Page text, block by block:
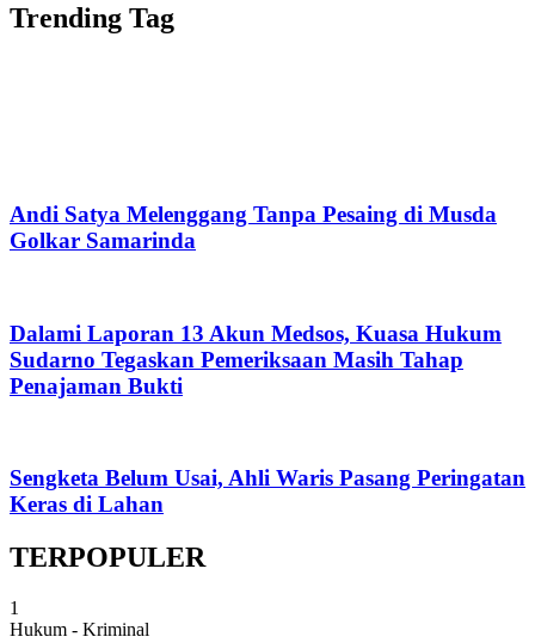
Trending Tag
Andi Satya Melenggang Tanpa Pesaing di Musda
Golkar Samarinda
Dalami Laporan 13 Akun Medsos, Kuasa Hukum
Sudarno Tegaskan Pemeriksaan Masih Tahap
Penajaman Bukti
Sengketa Belum Usai, Ahli Waris Pasang Peringatan
Keras di Lahan
TERPOPULER
1
Hukum - Kriminal